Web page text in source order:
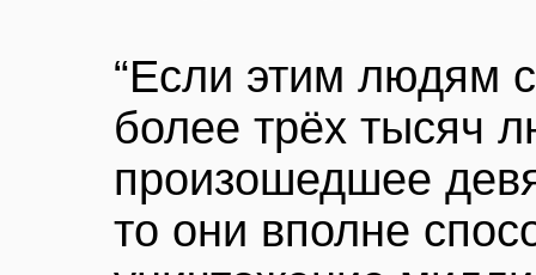
“Если этим людям
более трёх тысяч
произошедшее
то они вполне